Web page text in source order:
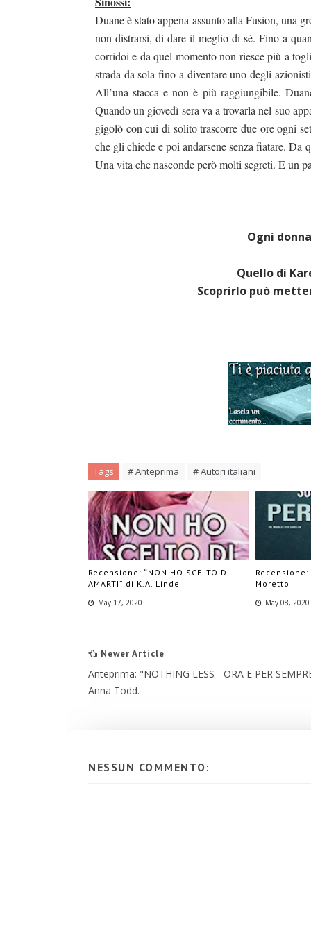
Duane è stato appena assunto alla Fusion, una
non distrarsi, di dare il meglio di sé. Fino a
corridoi e da quel momento non riesce più a
strada da sola fino a diventare uno degli
All’una stacca e non è più raggiungibile.
Quando un giovedì sera va a trovarla nel suo
gigolò con cui di solito trascorre due ore ogni
che gli chiede e poi andarsene senza fiatare. Da
Una vita che nasconde però molti segreti. E un
Ogni
Quello di
Scoprirlo può
Tags # Anteprima # Autori italiani
Recensione: “NON HO SCELTO DI
AMARTI” di K.A. Linde
May 17, 2020
Recensione:
Moretto
May 08, 2020
Newer Article
Anteprima: "NOTHING LESS - ORA E PER
Anna Todd.
NESSUN COMMENTO: